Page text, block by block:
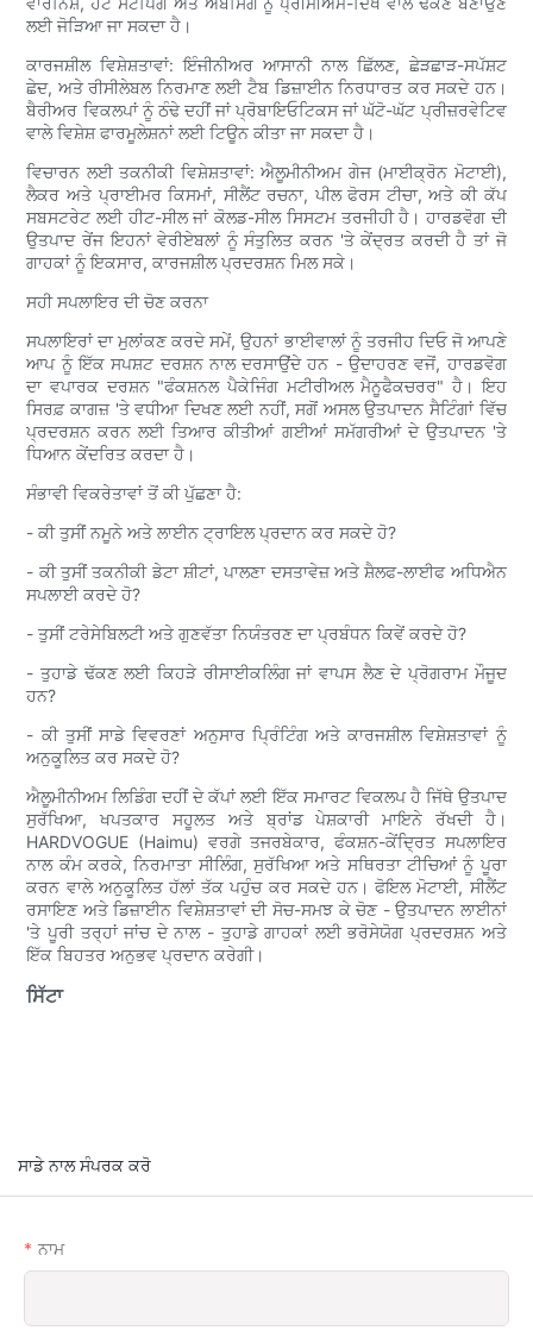
ਲਈ ਜੋੜਿਆ ਜਾ ਸਕਦਾ ਹੈ।
ਕਾਰਜਸ਼ੀਲ ਵਿਸ਼ੇਸ਼ਤਾਵਾਂ: ਇੰਜੀਨੀਅਰ ਆਸਾਨੀ ਨਾਲ ਛਿੱਲਣ, ਛੇੜਛਾੜ-ਸਪੱਸ਼ਟ
ਛੇਦ, ਅਤੇ ਰੀਸੀਲੇਬਲ ਨਿਰਮਾਣ ਲਈ ਟੈਬ ਡਿਜ਼ਾਈਨ ਨਿਰਧਾਰਤ ਕਰ ਸਕਦੇ ਹਨ।
ਬੈਰੀਅਰ ਵਿਕਲਪਾਂ ਨੂੰ ਠੰਢੇ ਦਹੀਂ ਜਾਂ ਪ੍ਰੋਬਾਇਓਟਿਕਸ ਜਾਂ ਘੱਟੋ-ਘੱਟ ਪ੍ਰੀਜ਼ਰਵੇਟਿਵ
ਵਾਲੇ ਵਿਸ਼ੇਸ਼ ਫਾਰਮੂਲੇਸ਼ਨਾਂ ਲਈ ਟਿਊਨ ਕੀਤਾ ਜਾ ਸਕਦਾ ਹੈ।
ਵਿਚਾਰਨ ਲਈ ਤਕਨੀਕੀ ਵਿਸ਼ੇਸ਼ਤਾਵਾਂ: ਐਲੂਮੀਨੀਅਮ ਗੇਜ (ਮਾਈਕ੍ਰੋਨ ਮੋਟਾਈ),
ਲੈਕਰ ਅਤੇ ਪ੍ਰਾਈਮਰ ਕਿਸਮਾਂ, ਸੀਲੈਂਟ ਰਚਨਾ, ਪੀਲ ਫੋਰਸ ਟੀਚਾ, ਅਤੇ ਕੀ ਕੱਪ
ਸਬਸਟਰੇਟ ਲਈ ਹੀਟ-ਸੀਲ ਜਾਂ ਕੋਲਡ-ਸੀਲ ਸਿਸਟਮ ਤਰਜੀਹੀ ਹੈ। ਹਾਰਡਵੋਗ ਦੀ
ਉਤਪਾਦ ਰੇਂਜ ਇਹਨਾਂ ਵੇਰੀਏਬਲਾਂ ਨੂੰ ਸੰਤੁਲਿਤ ਕਰਨ 'ਤੇ ਕੇਂਦ੍ਰਤ ਕਰਦੀ ਹੈ ਤਾਂ ਜੋ
ਗਾਹਕਾਂ ਨੂੰ ਇਕਸਾਰ, ਕਾਰਜਸ਼ੀਲ ਪ੍ਰਦਰਸ਼ਨ ਮਿਲ ਸਕੇ।
ਸਹੀ ਸਪਲਾਇਰ ਦੀ ਚੋਣ ਕਰਨਾ
ਸਪਲਾਇਰਾਂ ਦਾ ਮੁਲਾਂਕਣ ਕਰਦੇ ਸਮੇਂ, ਉਹਨਾਂ ਭਾਈਵਾਲਾਂ ਨੂੰ ਤਰਜੀਹ ਦਿਓ ਜੋ ਆਪਣੇ
ਆਪ ਨੂੰ ਇੱਕ ਸਪਸ਼ਟ ਦਰਸ਼ਨ ਨਾਲ ਦਰਸਾਉਂਦੇ ਹਨ - ਉਦਾਹਰਣ ਵਜੋਂ, ਹਾਰਡਵੋਗ
ਦਾ ਵਪਾਰਕ ਦਰਸ਼ਨ "ਫੰਕਸ਼ਨਲ ਪੈਕੇਜਿੰਗ ਮਟੀਰੀਅਲ ਮੈਨੂਫੈਕਚਰਰ" ਹੈ। ਇਹ
ਸਿਰਫ਼ ਕਾਗਜ਼ 'ਤੇ ਵਧੀਆ ਦਿਖਣ ਲਈ ਨਹੀਂ, ਸਗੋਂ ਅਸਲ ਉਤਪਾਦਨ ਸੈਟਿੰਗਾਂ ਵਿੱਚ
ਪ੍ਰਦਰਸ਼ਨ ਕਰਨ ਲਈ ਤਿਆਰ ਕੀਤੀਆਂ ਗਈਆਂ ਸਮੱਗਰੀਆਂ ਦੇ ਉਤਪਾਦਨ 'ਤੇ
ਧਿਆਨ ਕੇਂਦਰਿਤ ਕਰਦਾ ਹੈ।
ਸੰਭਾਵੀ ਵਿਕਰੇਤਾਵਾਂ ਤੋਂ ਕੀ ਪੁੱਛਣਾ ਹੈ:
- ਕੀ ਤੁਸੀਂ ਨਮੂਨੇ ਅਤੇ ਲਾਈਨ ਟ੍ਰਾਇਲ ਪ੍ਰਦਾਨ ਕਰ ਸਕਦੇ ਹੋ?
- ਕੀ ਤੁਸੀਂ ਤਕਨੀਕੀ ਡੇਟਾ ਸ਼ੀਟਾਂ, ਪਾਲਣਾ ਦਸਤਾਵੇਜ਼ ਅਤੇ ਸ਼ੈਲਫ-ਲਾਈਫ ਅਧਿਐਨ
ਸਪਲਾਈ ਕਰਦੇ ਹੋ?
- ਤੁਸੀਂ ਟਰੇਸੇਬਿਲਟੀ ਅਤੇ ਗੁਣਵੱਤਾ ਨਿਯੰਤਰਣ ਦਾ ਪ੍ਰਬੰਧਨ ਕਿਵੇਂ ਕਰਦੇ ਹੋ?
- ਤੁਹਾਡੇ ਢੱਕਣ ਲਈ ਕਿਹੜੇ ਰੀਸਾਈਕਲਿੰਗ ਜਾਂ ਵਾਪਸ ਲੈਣ ਦੇ ਪ੍ਰੋਗਰਾਮ ਮੌਜੂਦ
ਹਨ?
- ਕੀ ਤੁਸੀਂ ਸਾਡੇ ਵਿਵਰਣਾਂ ਅਨੁਸਾਰ ਪ੍ਰਿੰਟਿੰਗ ਅਤੇ ਕਾਰਜਸ਼ੀਲ ਵਿਸ਼ੇਸ਼ਤਾਵਾਂ ਨੂੰ
ਅਨੁਕੂਲਿਤ ਕਰ ਸਕਦੇ ਹੋ?
ਐਲੂਮੀਨੀਅਮ ਲਿਡਿੰਗ ਦਹੀਂ ਦੇ ਕੱਪਾਂ ਲਈ ਇੱਕ ਸਮਾਰਟ ਵਿਕਲਪ ਹੈ ਜਿੱਥੇ ਉਤਪਾਦ
ਸੁਰੱਖਿਆ, ਖਪਤਕਾਰ ਸਹੂਲਤ ਅਤੇ ਬ੍ਰਾਂਡ ਪੇਸ਼ਕਾਰੀ ਮਾਇਨੇ ਰੱਖਦੀ ਹੈ।
HARDVOGUE (Haimu) ਵਰਗੇ ਤਜਰਬੇਕਾਰ, ਫੰਕਸ਼ਨ-ਕੇਂਦ੍ਰਿਤ ਸਪਲਾਇਰ
ਨਾਲ ਕੰਮ ਕਰਕੇ, ਨਿਰਮਾਤਾ ਸੀਲਿੰਗ, ਸੁਰੱਖਿਆ ਅਤੇ ਸਥਿਰਤਾ ਟੀਚਿਆਂ ਨੂੰ ਪੂਰਾ
ਕਰਨ ਵਾਲੇ ਅਨੁਕੂਲਿਤ ਹੱਲਾਂ ਤੱਕ ਪਹੁੰਚ ਕਰ ਸਕਦੇ ਹਨ। ਫੋਇਲ ਮੋਟਾਈ, ਸੀਲੈਂਟ
ਰਸਾਇਣ ਅਤੇ ਡਿਜ਼ਾਈਨ ਵਿਸ਼ੇਸ਼ਤਾਵਾਂ ਦੀ ਸੋਚ-ਸਮਝ ਕੇ ਚੋਣ - ਉਤਪਾਦਨ ਲਾਈਨਾਂ
'ਤੇ ਪੂਰੀ ਤਰ੍ਹਾਂ ਜਾਂਚ ਦੇ ਨਾਲ - ਤੁਹਾਡੇ ਗਾਹਕਾਂ ਲਈ ਭਰੋਸੇਯੋਗ ਪ੍ਰਦਰਸ਼ਨ ਅਤੇ
ਇੱਕ ਬਿਹਤਰ ਅਨੁਭਵ ਪ੍ਰਦਾਨ ਕਰੇਗੀ।
ਸਿੱਟਾ
ਸਾਡੇ ਨਾਲ ਸੰਪਰਕ ਕਰੋ
ਨਾਮ